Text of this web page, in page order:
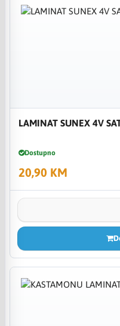
LAMINAT SUNEX 4V
Dostupno
20,90 KM